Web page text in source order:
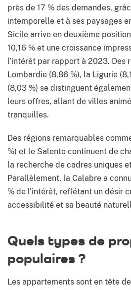
près de 17 % des demandes,
intemporelle et à ses paysages
Sicile arrive en deuxième
10,16 % et une croissance
l’intérêt par rapport à 2023. Des
Lombardie (8,86 %), la Ligurie
(8,03 %) se distinguent
leurs offres, allant de villes
tranquilles.
Des régions remarquables
%) et le Salento continuent de
la recherche de cadres uniques
Parallèlement, la Calabre a
% de l’intérêt, reflétant un désir
accessibilité et sa beauté
Quels types de
populaires ?
Les appartements sont en tête